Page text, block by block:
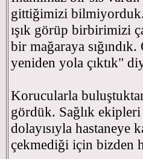
gittiğimizi
ışık görüp birbirimizi
bir mağaraya
yeniden yola çıktık"
Korucularla
gördük. Sağlık ekipleri
dolayısıyla hastaneye
çekmediği için bizden